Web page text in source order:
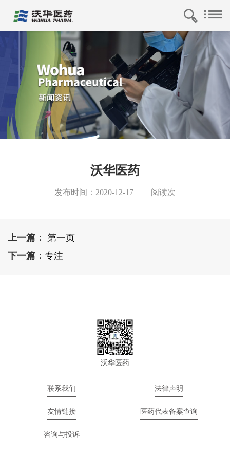
沃华医药
发布时间：2020-12-17 阅读次
上一篇： 第一页
下一篇： 专注
沃华医药
联系我们 法律声明
友情链接 医药代表备案查询
咨询与投诉